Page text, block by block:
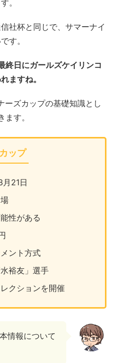
。
社杯と同じで、サマーナイ
す。
終日にガールズケイリンコ
ますね。
ズカップの基礎知識とし
す。
ップ
21日
性がある
ント方式
裕友」選手
クションを開催
情報について